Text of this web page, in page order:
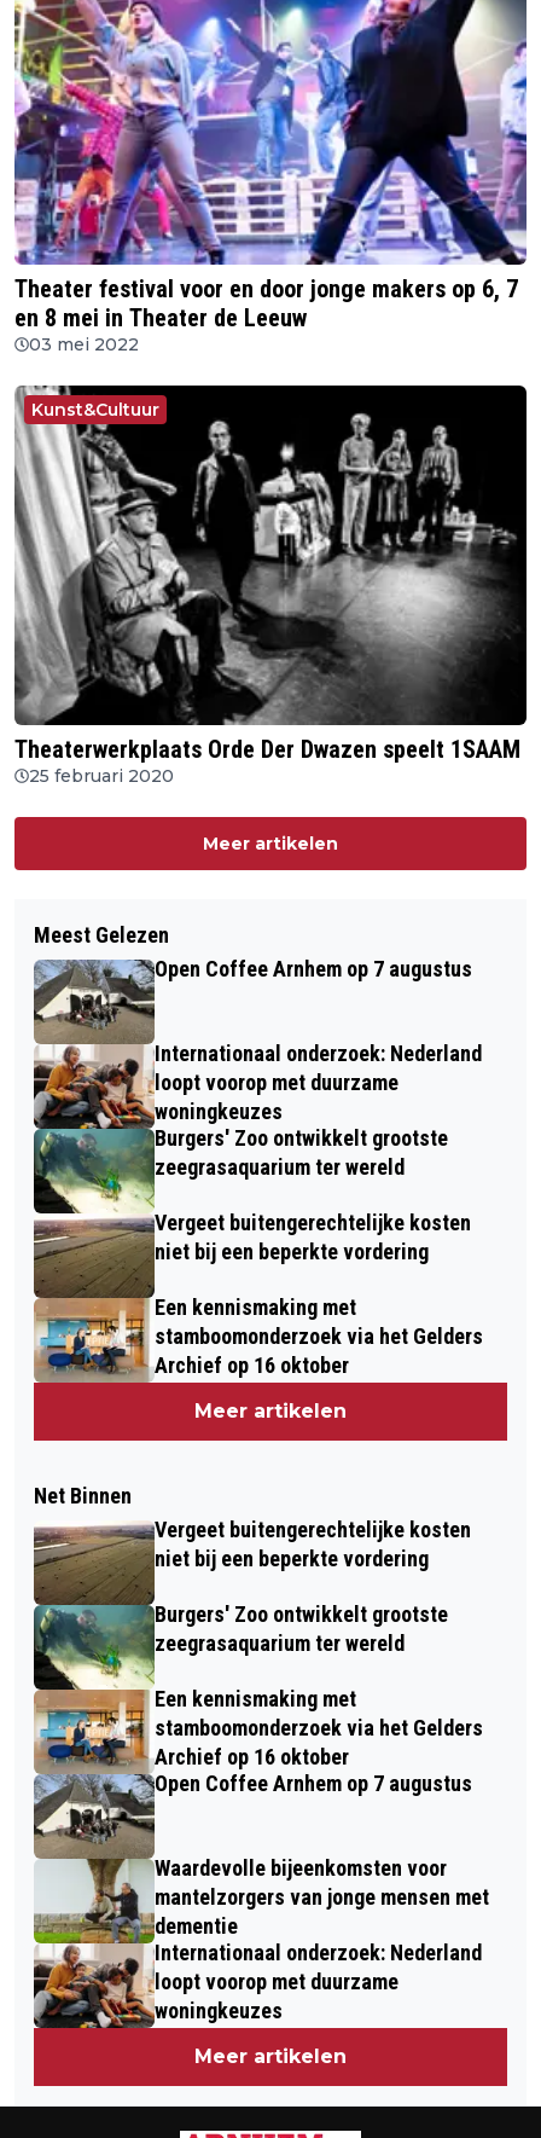
Theater festival voor en door jonge makers op 6, 7
en 8 mei in Theater de Leeuw
03 mei 2022
Kunst&Cultuur
Theaterwerkplaats Orde Der Dwazen speelt 1SAAM
25 februari 2020
Meer artikelen
Meest Gelezen
Open Coffee Arnhem op 7 augustus
Internationaal onderzoek: Nederland
loopt voorop met duurzame
woningkeuzes
Burgers' Zoo ontwikkelt grootste
zeegrasaquarium ter wereld
Vergeet buitengerechtelijke kosten
niet bij een beperkte vordering
Een kennismaking met
stamboomonderzoek via het Gelders
Archief op 16 oktober
Meer artikelen
Net Binnen
Vergeet buitengerechtelijke kosten
niet bij een beperkte vordering
Burgers' Zoo ontwikkelt grootste
zeegrasaquarium ter wereld
Een kennismaking met
stamboomonderzoek via het Gelders
Archief op 16 oktober
Open Coffee Arnhem op 7 augustus
Waardevolle bijeenkomsten voor
mantelzorgers van jonge mensen met
dementie
Internationaal onderzoek: Nederland
loopt voorop met duurzame
woningkeuzes
Meer artikelen